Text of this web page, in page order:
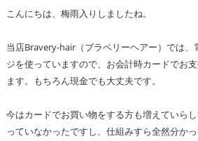
こんにちは、梅雨入りしましたね。
当店Bravery-hair（ブラベリーヘアー）では、
ジを使っていますので、お会計時カードでお
ます。もちろん現金でも大丈夫です。
今はカードでお買い物をする方も増えていら
っていなかったですし、仕組みすら全然分か